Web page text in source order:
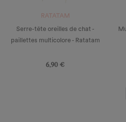
RATATAM
Serre-tête oreilles de chat -
paillettes multicolore - Ratatam
6,90 €